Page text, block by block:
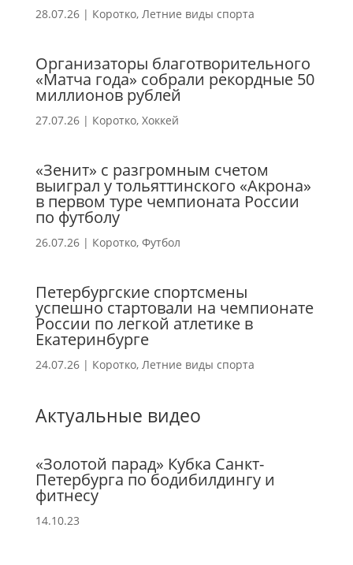
28.07.26| Коротко, Летние виды спорта
Организаторы благотворительного
«Матча года» собрали рекордные 50
миллионов рублей
27.07.26| Коротко, Хоккей
«Зенит» с разгромным счетом
выиграл у тольяттинского «Акрона»
в первом туре чемпионата России
по футболу
26.07.26| Коротко, Футбол
Петербургские спортсмены
успешно стартовали на чемпионате
России по легкой атлетике в
Екатеринбурге
24.07.26| Коротко, Летние виды спорта
Актуальные видео
«Золотой парад» Кубка Санкт-
Петербурга по бодибилдингу и
фитнесу
14.10.23